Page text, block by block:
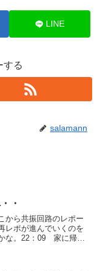
LINE
する
salamann
・
から共振回路のレポー
レポが進んでいくのを
な。22：09 家に帰っ